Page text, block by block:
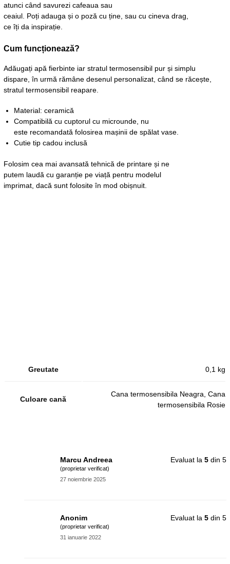
atunci când savurezi cafeaua sau
ceaiul. Poți adauga și o poză cu ține, sau cu cineva drag,
ce îți da inspirație.
Cum funcționează?
Adăugați apă fierbinte iar stratul termosensibil pur și simplu
dispare, în urmă rămâne desenul personalizat, când se răcește,
stratul termosensibil reapare.
Material: ceramică
Compatibilă cu cuptorul cu microunde, nu
este recomandată folosirea mașinii de spălat vase.
Cutie tip cadou inclusă
Folosim cea mai avansată tehnică de printare și ne
putem laudă cu garanție pe viață pentru modelul
imprimat, dacă sunt folosite în mod obișnuit.
Greutate 0,1 kg
Culoare cană
Cana termosensibila Neagra, Cana
termosensibila Rosie
Evaluat la 5 din 5
Marcu Andreea
(proprietar verificat)
27 noiembrie 2025
Evaluat la 5 din 5
Anonim
(proprietar verificat)
31 ianuarie 2022